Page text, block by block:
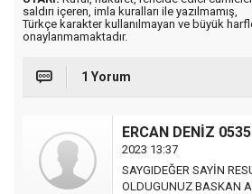
saldırı içeren, imla kuralları ile yazılmamış,
Türkçe karakter kullanılmayan ve büyük
onaylanmamaktadır.
1 Yorum
ERCAN DENİZ
2023 13:37
SAYGIDEĞER SAYİN
OLDUGUNUZ BASKAN